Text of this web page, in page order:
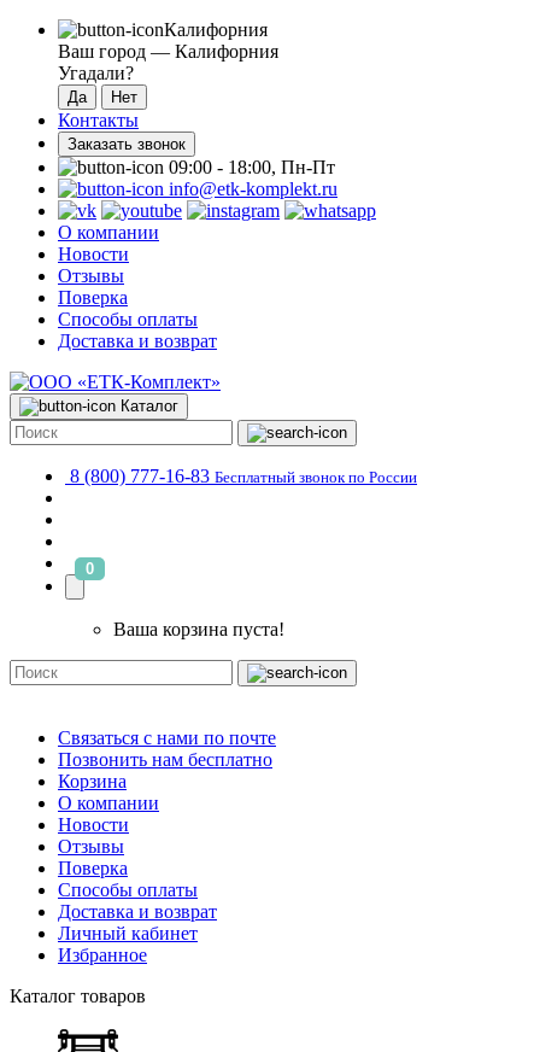
Калифорния
Ваш город — Калифорния
Угадали?
Контакты
Заказать звонок
09:00 - 18:00, Пн-Пт
info@etk-komplekt.ru
О компании
Новости
Отзывы
Поверка
Способы оплаты
Доставка и возврат
Каталог
8 (800) 777-16-83 Бесплатный звонок по России
0
Ваша корзина пуста!
Связаться с нами по почте
Позвонить нам бесплатно
Корзина
О компании
Новости
Отзывы
Поверка
Способы оплаты
Доставка и возврат
Личный кабинет
Избранное
Каталог товаров